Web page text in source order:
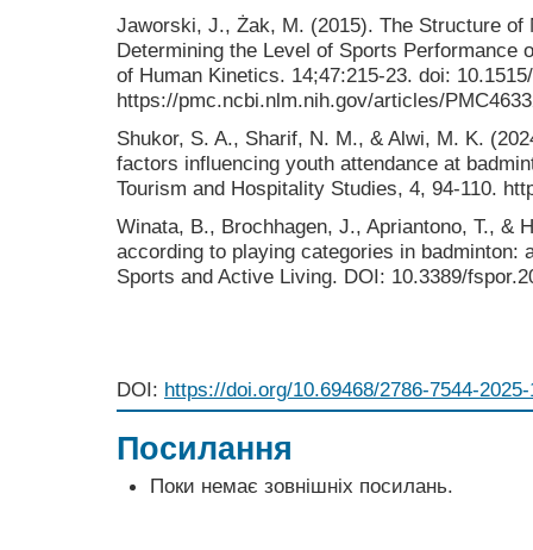
Jaworski, J., Żak, M. (2015). The Structure of
Determining the Level of Sports Performance
of Human Kinetics. 14;47:215-23. doi:
https://pmc.ncbi.nlm.nih.gov/articles/
Shukor, S. A., Sharif, N. M., & Alwi, M. K.
factors influencing youth attendance at
Tourism and Hospitality Studies, 4, 94-110.
Winata, B., Brochhagen, J., Apriantono, T., &
according to playing categories in badminton:
Sports and Active Living. DOI: 10.3389/
DOI: https://doi.org/10.69468/2786-7544-
Посилання
Поки немає зовнішніх посилань.